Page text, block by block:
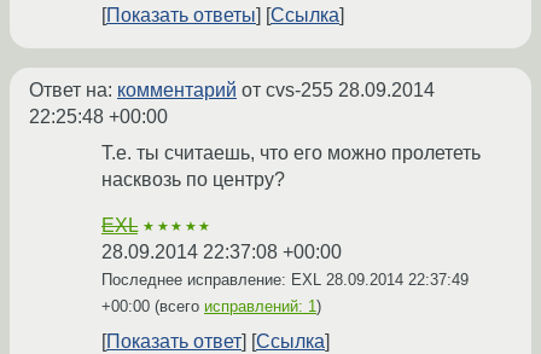
Показать ответы Ссылка
Ответ на: комментарий от cvs-255 28.09.2014
22:25:48 +00:00
Т.е. ты считаешь, что его можно пролететь
насквозь по центру?
EXL ★★★★★
28.09.2014 22:37:08 +00:00
Последнее исправление: EXL 28.09.2014 22:37:49
+00:00 (всего исправлений: 1)
Показать ответ Ссылка